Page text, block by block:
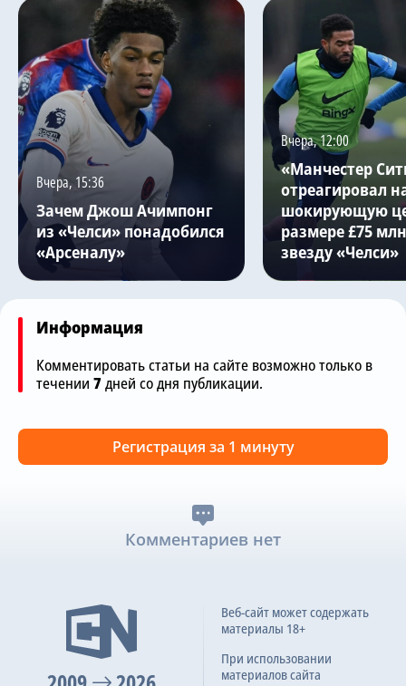
Вчера, 15:36
Зачем Джош Ачимпонг
из «Челси» понадобился
«Арсеналу»
Вчера, 12:00
«Манчестер
отреагировал
шокирующую
размере £75
звезду «Челси»
Информация
Комментировать статьи на сайте возможно только в
течении 7дней со дня публикации.
Регистрация за 1 минуту
Комментариев нет
Веб-сайт может содержать
материалы 18+
При использовании
материалов сайта